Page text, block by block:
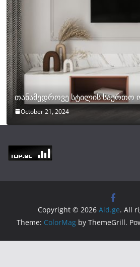
თანამედროვე სტილის საერთო
October 21, 2024
Copyright © 2026 Aid.ge. All
Theme: ColorMag by ThemeGrill.